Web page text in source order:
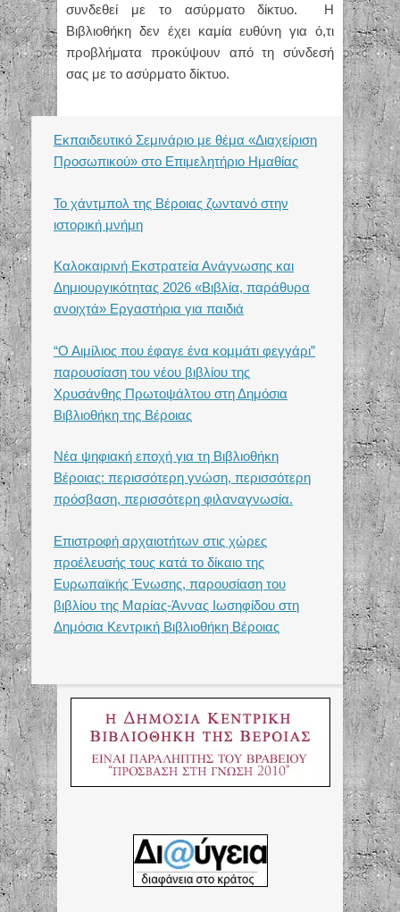
συνδεθεί με το ασύρματο δίκτυο. Η
Βιβλιοθήκη δεν έχει καμία ευθύνη για ό,τι
προβλήματα προκύψουν από τη σύνδεσή
σας με το ασύρματο δίκτυο.
Εκπαιδευτικό Σεμινάριο με θέμα «Διαχείριση
Προσωπικού» στο Επιμελητήριο Ημαθίας
Το χάντμπολ της Βέροιας ζωντανό στην
ιστορική μνήμη
Καλοκαιρινή Εκστρατεία Ανάγνωσης και
Δημιουργικότητας 2026 «Βιβλία, παράθυρα
ανοιχτά» Εργαστήρια για παιδιά
“Ο Αιμίλιος που έφαγε ένα κομμάτι φεγγάρι”
παρουσίαση του νέου βιβλίου της
Χρυσάνθης Πρωτοψάλτου στη Δημόσια
Βιβλιοθήκη της Βέροιας
Νέα ψηφιακή εποχή για τη Βιβλιοθήκη
Βέροιας: περισσότερη γνώση, περισσότερη
πρόσβαση, περισσότερη φιλαναγνωσία.
Επιστροφή αρχαιοτήτων στις χώρες
προέλευσής τους κατά το δίκαιο της
Ευρωπαϊκής Ένωσης, παρουσίαση του
βιβλίου της Μαρίας-Άννας Ιωσηφίδου στη
Δημόσια Κεντρική Βιβλιοθήκη Βέροιας